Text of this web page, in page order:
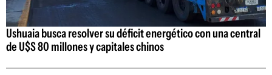
Ushuaia busca resolver su déficit energético con una central
de U$S 80 millones y capitales chinos